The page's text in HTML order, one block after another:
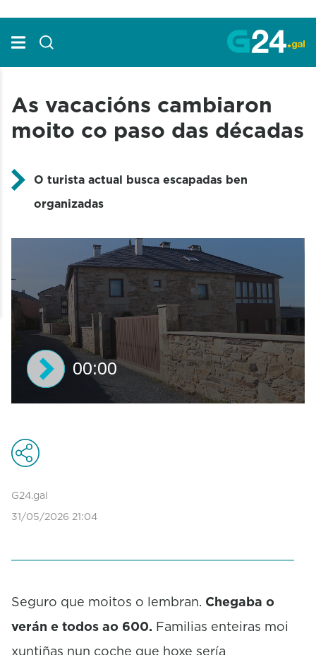
As vacacións cambiaron
moito co paso das décadas
O turista actual busca escapadas ben
organizadas
c
o
d
o
s
o
d
00:00
G24.gal
31/05/2026 21:04
Seguro que moitos o lembran. Chegaba o
verán e todos ao 600. Familias enteiras moi
xuntiñas nun coche que hoxe sería